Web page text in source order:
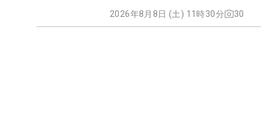
2026年8月8日 (土) 11時30分 30